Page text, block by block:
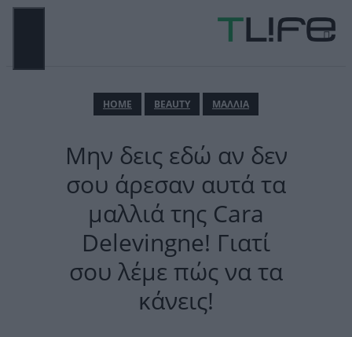
Μετάβαση
ΗΟΜΕ BEAUTY ΜΑΛΛΙΑ
Μην δεις εδώ αν δεν
σου άρεσαν αυτά τα
μαλλιά της Cara
Delevingne! Γιατί
σου λέμε πώς να τα
κάνεις!